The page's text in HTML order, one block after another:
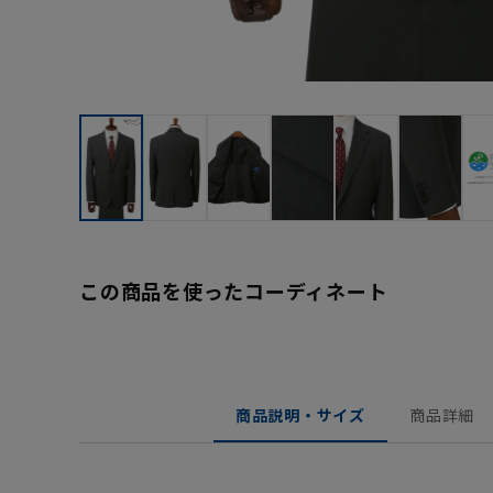
この商品を使ったコーディネート
商品説明・サイズ 商品詳細